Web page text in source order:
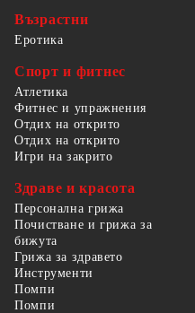
Възрастни
Еротика
Спорт и фитнес
Атлетика
Фитнес и упражнения
Отдих на открито
Отдих на открито
Игри на закрито
Здраве и красота
Персонална грижа
Почистване и грижа за
бижута
Грижа за здравето
Инструменти
Помпи
Помпи